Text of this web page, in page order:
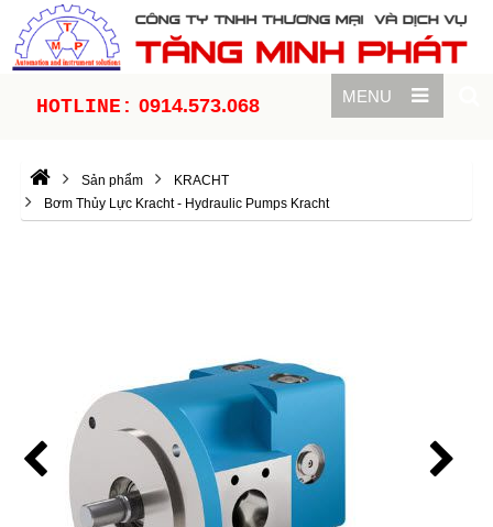
HOTLINE: 0914.573.068 MENU
Sản phẩm
KRACHT
Bơm Thủy Lực Kracht - Hydraulic Pumps Kracht